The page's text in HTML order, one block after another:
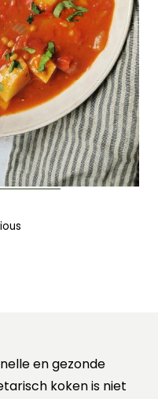
en gezonde
koken is niet